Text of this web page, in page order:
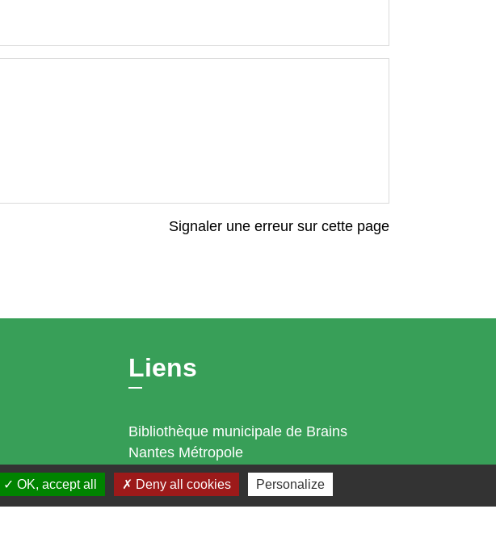
Signaler une erreur sur cette page
Liens
Bibliothèque municipale de Brains
Nantes Métropole
Département Loire-Atlantique
Région Pays de la Loire
OK, accept all Deny all cookies Personalize